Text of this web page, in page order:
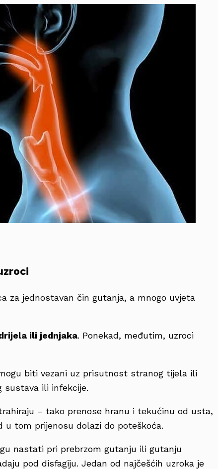
za jednostavan čin gutanja, a mnogo uvjeta
ili jednjaka. Ponekad, međutim, uzroci
biti vezani uz prisutnost stranog tijela ili
sustava ili infekcije.
– tako prenose hranu i tekućinu od usta,
u tom prijenosu dolazi do poteškoća.
nastati pri prebrzom gutanju ili gutanju
pod disfagiju. Jedan od najčešćih uzroka je